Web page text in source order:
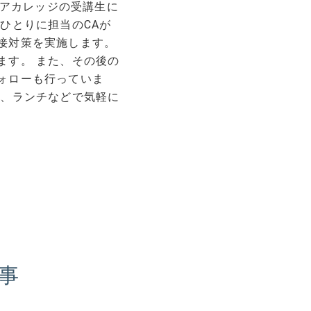
カレッジの受講生に
とりに担当のCAが
策を実施します。
す。 また、その後の
ローも行っていま
ランチなどで気軽に